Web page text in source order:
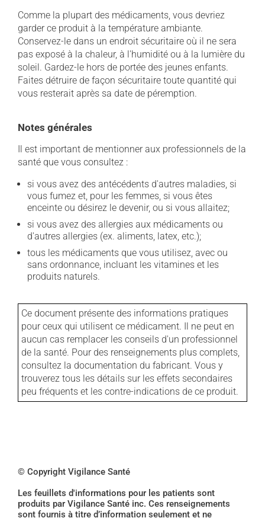
Comme la plupart des médicaments, vous devriez
garder ce produit à la température ambiante.
Conservez-le dans un endroit sécuritaire où il ne sera
pas exposé à la chaleur, à l'humidité ou à la lumière du
soleil. Gardez-le hors de portée des jeunes enfants.
Faites détruire de façon sécuritaire toute quantité qui
vous resterait après sa date de péremption.
Notes générales
Il est important de mentionner aux professionnels de la
santé que vous consultez :
si vous avez des antécédents d'autres maladies, si
vous fumez et, pour les femmes, si vous êtes
enceinte ou désirez le devenir, ou si vous allaitez;
si vous avez des allergies aux médicaments ou
d'autres allergies (ex. aliments, latex, etc.);
tous les médicaments que vous utilisez, avec ou
sans ordonnance, incluant les vitamines et les
produits naturels.
Ce document présente des informations pratiques
pour ceux qui utilisent ce médicament. Il ne peut en
aucun cas remplacer les conseils d'un professionnel
de la santé. Pour des renseignements plus complets,
consultez la documentation du fabricant. Vous y
trouverez tous les détails sur les effets secondaires
peu fréquents et les contre-indications de ce produit.
© Copyright Vigilance Santé
Les feuillets d'informations pour les patients sont
produits par Vigilance Santé inc. Ces renseignements
sont fournis à titre d’information seulement et ne